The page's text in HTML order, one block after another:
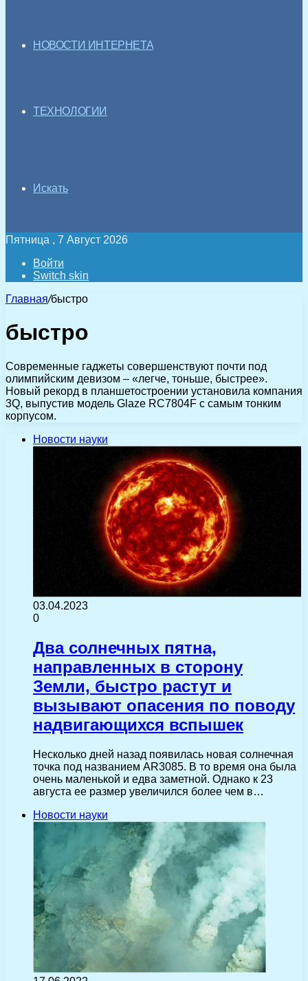
НОВОСТИ ИНТЕРНЕТА
ТЕХНОЛОГИИ
Искать
Пятница , 7 Август 2026
Войти
Switch skin
Главная/быстро
быстро
Современные гаджеты совершенствуют почти под
олимпийским девизом – «легче, тоньше, быстрее».
Новый рекорд в планшетостроении установила компания
3Q, выпустив модель Glaze RC7804F с самым тонким
корпусом.
Новости науки
03.04.2023
0
Два солнечных пятна,
направленных в сторону
Земли, быстро растут и
вызывают опасения по поводу
надвигающихся вспышек
Несколько дней назад появилась новая солнечная
точка под названием AR3085. В то время она была
очень маленькой и едва заметной. Однако к 23
августа ее размер увеличился более чем в…
Новости науки